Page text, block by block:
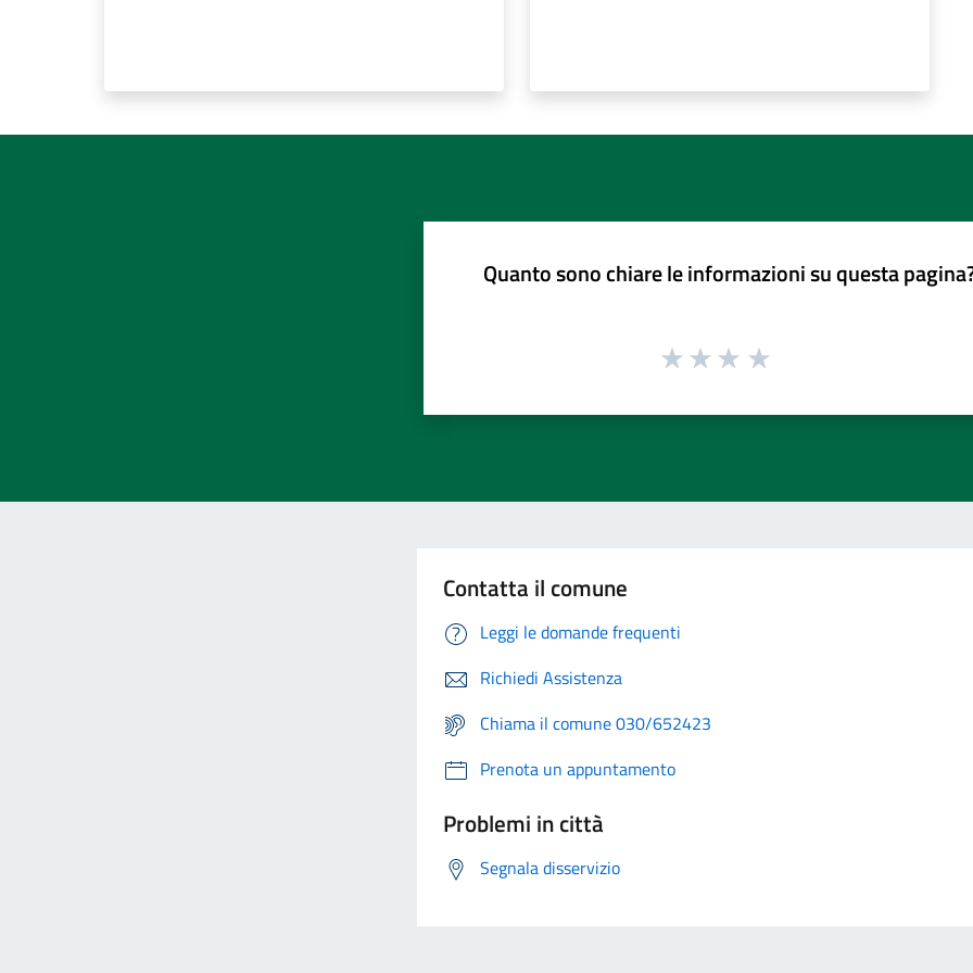
Quanto sono chiare le informazioni su questa
Contatta il comune
Leggi le domande frequenti
Richiedi Assistenza
Chiama il comune 030/652423
Prenota un appuntamento
Problemi in città
Segnala disservizio